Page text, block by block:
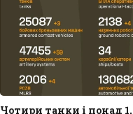
Чотири танки і понад